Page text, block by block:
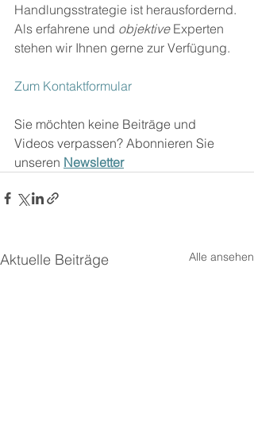
Handlungsstrategie ist herausfordernd.
Als erfahrene und objektive Experten
stehen wir Ihnen gerne zur Verfügung.
Zum Kontaktformular
Sie möchten keine Beiträge und
Videos verpassen? Abonnieren Sie
unseren Newsletter
Aktuelle Beiträge Alle ansehen